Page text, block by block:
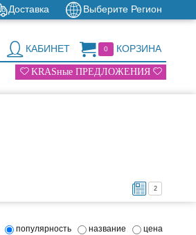
Выберите Регион
Доставка
0 КОРЗИНА
КАБИНЕТ
KRASные ПРЕДЛОЖЕНИЯ
2
популярность название цена